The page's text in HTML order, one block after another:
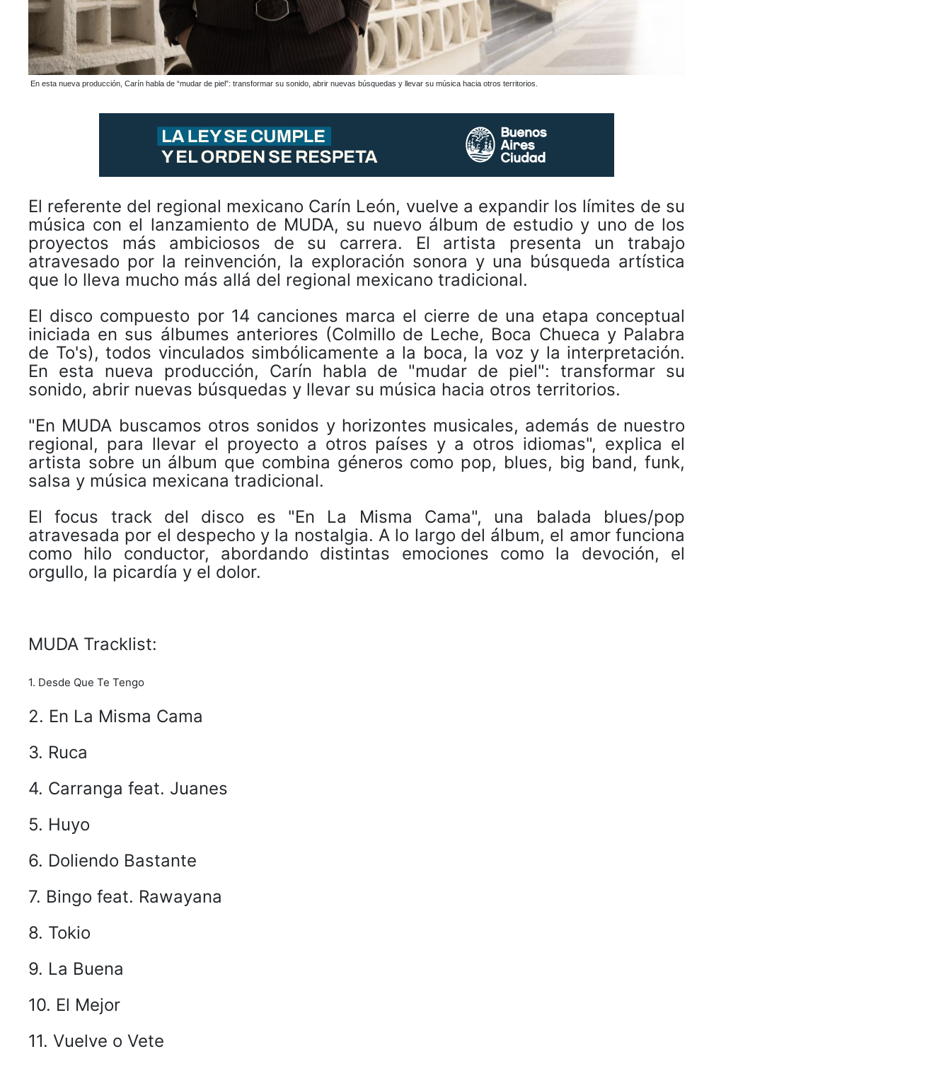
En esta nueva producción, Carín habla de “mudar de piel”: transformar su sonido, abrir nuevas búsquedas y llevar su música hacia otros territorios.
El referente del regional mexicano Carín León, vuelve a expandir los límites de su
música con el lanzamiento de MUDA, su nuevo álbum de estudio y uno de los
proyectos más ambiciosos de su carrera. El artista presenta un trabajo
atravesado por la reinvención, la exploración sonora y una búsqueda artística
que lo lleva mucho más allá del regional mexicano tradicional.
El disco compuesto por 14 canciones marca el cierre de una etapa conceptual
iniciada en sus álbumes anteriores (Colmillo de Leche, Boca Chueca y Palabra
de To's), todos vinculados simbólicamente a la boca, la voz y la interpretación.
En esta nueva producción, Carín habla de "mudar de piel": transformar su
sonido, abrir nuevas búsquedas y llevar su música hacia otros territorios.
"En MUDA buscamos otros sonidos y horizontes musicales, además de nuestro
regional, para llevar el proyecto a otros países y a otros idiomas", explica el
artista sobre un álbum que combina géneros como pop, blues, big band, funk,
salsa y música mexicana tradicional.
El focus track del disco es "En La Misma Cama", una balada blues/pop
atravesada por el despecho y la nostalgia. A lo largo del álbum, el amor funciona
como hilo conductor, abordando distintas emociones como la devoción, el
orgullo, la picardía y el dolor.
MUDA Tracklist:
1. Desde Que Te Tengo
2. En La Misma Cama
3. Ruca
4. Carranga feat. Juanes
5. Huyo
6. Doliendo Bastante
7. Bingo feat. Rawayana
8. Tokio
9. La Buena
10. El Mejor
11. Vuelve o Vete